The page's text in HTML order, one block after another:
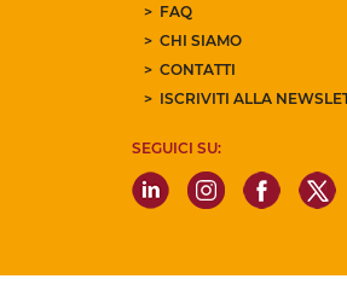
FAQ
CHI SIAMO
CONTATTI
ISCRIVITI ALLA
SEGUICI SU: